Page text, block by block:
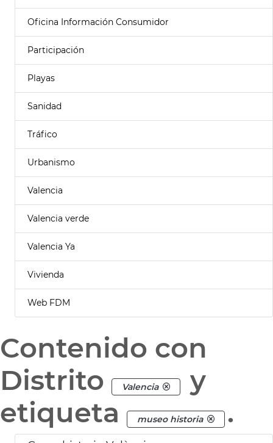
Oficina Información Consumidor
Participación
Playas
Sanidad
Tráfico
Urbanismo
Valencia
Valencia verde
Valencia Ya
Vivienda
Web FDM
Contenido con
Distrito
Valencia
y
etiqueta
museo historia .